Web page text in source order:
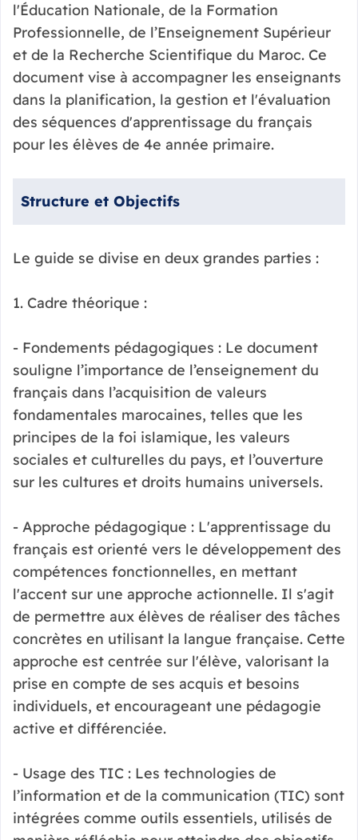
l'Éducation Nationale, de la Formation
Professionnelle, de l’Enseignement Supérieur
et de la Recherche Scientifique du Maroc. Ce
document vise à accompagner les enseignants
dans la planification, la gestion et l'évaluation
des séquences d'apprentissage du français
pour les élèves de 4e année primaire.
Structure et Objectifs
Le guide se divise en deux grandes parties :
1. Cadre théorique :
- Fondements pédagogiques : Le document
souligne l’importance de l’enseignement du
français dans l’acquisition de valeurs
fondamentales marocaines, telles que les
principes de la foi islamique, les valeurs
sociales et culturelles du pays, et l’ouverture
sur les cultures et droits humains universels.
- Approche pédagogique : L'apprentissage du
français est orienté vers le développement des
compétences fonctionnelles, en mettant
l'accent sur une approche actionnelle. Il s'agit
de permettre aux élèves de réaliser des tâches
concrètes en utilisant la langue française. Cette
approche est centrée sur l'élève, valorisant la
prise en compte de ses acquis et besoins
individuels, et encourageant une pédagogie
active et différenciée.
- Usage des TIC : Les technologies de
l’information et de la communication (TIC) sont
intégrées comme outils essentiels, utilisés de